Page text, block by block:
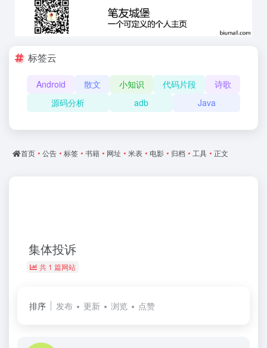
标签云
Android 散文 小知识 代码片段
诗歌
源码分析
adb Java
首页 • 公告 • 标签 • 书籍 • 网址 • 米表 • 电影 • 归档 • 工具 • 正文
集体投诉
共 1 篇网站
排序 发布 更新 浏览 点赞